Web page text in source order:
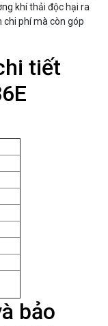
khí thải độc hại ra
phí mà còn góp
tiết
bảo